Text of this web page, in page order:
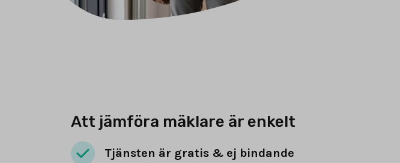
Att jämföra mäklare är enkelt
Tjänsten är gratis & ej bindande